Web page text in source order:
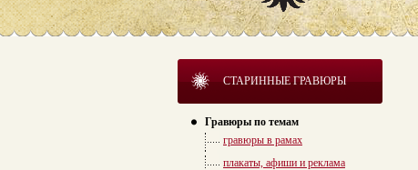
СТАРИННЫЕ ГРАВЮРЫ
Гравюры по темам
гравюры в рамах
плакаты, афиши и реклама